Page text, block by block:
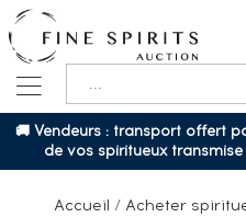
🚚 Vendeurs : transport offert
de vos spiritueux
Accueil / Acheter